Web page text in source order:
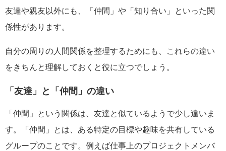
友達や親友以外にも、「仲間」や「知り合い」といった関
係性があります。
自分の周りの人間関係を整理するためにも、これらの違い
をきちんと理解しておくと役に立つでしょう。
「友達」と「仲間」の違い
「仲間」という関係は、友達と似ているようで少し違いま
す。「仲間」とは、ある特定の目標や趣味を共有している
グループのことです。例えば仕事上のプロジェクトメンバ